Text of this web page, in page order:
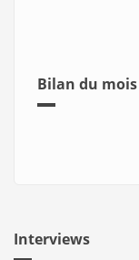
Bilan du mois
Interviews